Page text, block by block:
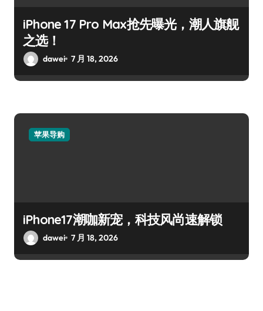
iPhone 17 Pro Max抢先曝光，潮人旗舰
之选！
dawei 7 月 18, 2026
苹果导购
iPhone17潮咖新宠，科技风尚速解锁
dawei 7 月 18, 2026